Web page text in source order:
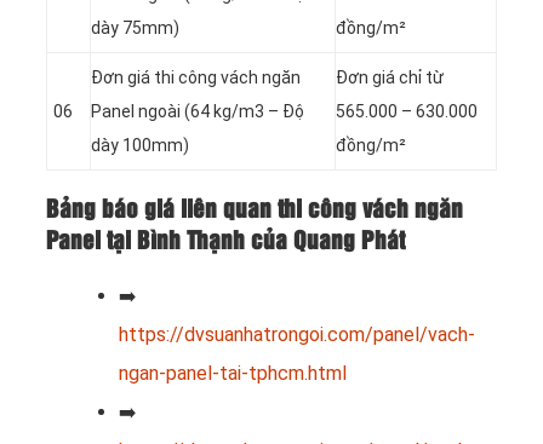
dày 75mm)
đồng/m²
06
Đơn giá thi công vách ngăn
Panel ngoài (64 kg/m3 – Độ
dày 100mm)
Đơn giá chỉ từ
565.000 – 630.000
đồng/m²
Bảng báo giá liên quan thi công vách ngăn
Panel tại Bình Thạnh của Quang Phát
➡️
https://dvsuanhatrongoi.com/panel/vach-
ngan-panel-tai-tphcm.html
➡️